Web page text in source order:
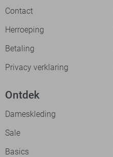
Contact
Herroeping
Betaling
Privacy verklaring
Ontdek
Dameskleding
Sale
Basics